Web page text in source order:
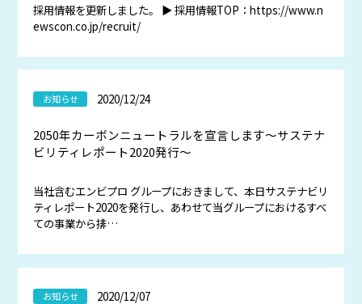
採用情報を更新しました。 ▶ 採用情報TOP：https://www.n
ewscon.co.jp/recruit/
お知らせ 2020/12/24
2050年カーボンニュートラルを宣言します～サステナ
ビリティレポート2020発行～
当社含むエンビプロ グループにおきまして、本日サステナビリ
ティレポート2020を発行し、あわせて当グループにおけるすべ
ての事業から排…
お知らせ 2020/12/07